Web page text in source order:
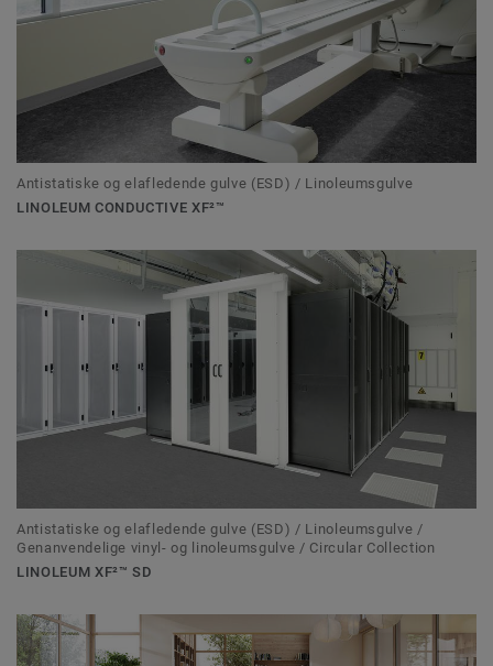
Antistatiske og elafledende gulve (ESD) / Linoleumsgulve
LINOLEUM CONDUCTIVE XF²™
Antistatiske og elafledende gulve (ESD) / Linoleumsgulve /
Genanvendelige vinyl- og linoleumsgulve / Circular Collection
LINOLEUM XF²™ SD